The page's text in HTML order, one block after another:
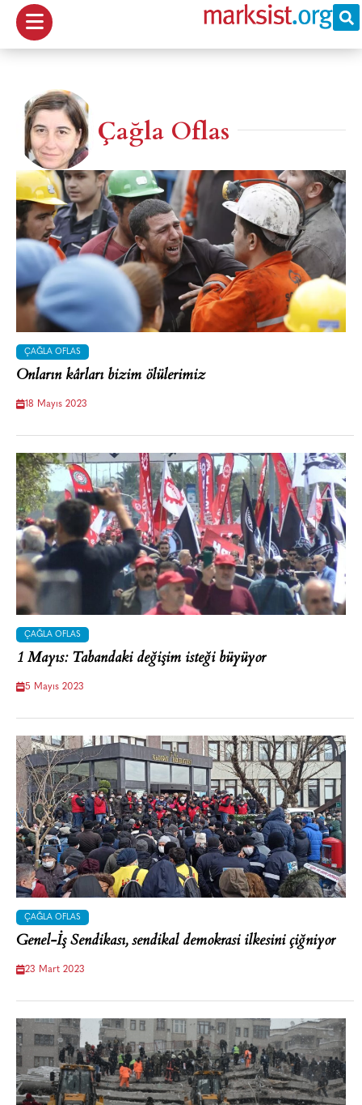
Çağla Oflas
ÇAĞLA OFLAS
Onların kârları bizim ölülerimiz
18 Mayıs 2023
ÇAĞLA OFLAS
1 Mayıs: Tabandaki değişim isteği büyüyor
5 Mayıs 2023
ÇAĞLA OFLAS
Genel-İş Sendikası, sendikal demokrasi ilkesini çiğniyor
23 Mart 2023